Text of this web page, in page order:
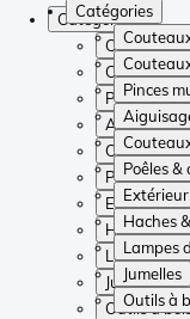
Catégories
Pinces
Poêles &
Haches
Lampes
Jumelles
Outils à
Catégories
Couteaux
Couteaux
Pinces
Aiguisage
Couteaux
Poêles &
Extérieur
Haches &
Lampes de
Jumelles
Outils à